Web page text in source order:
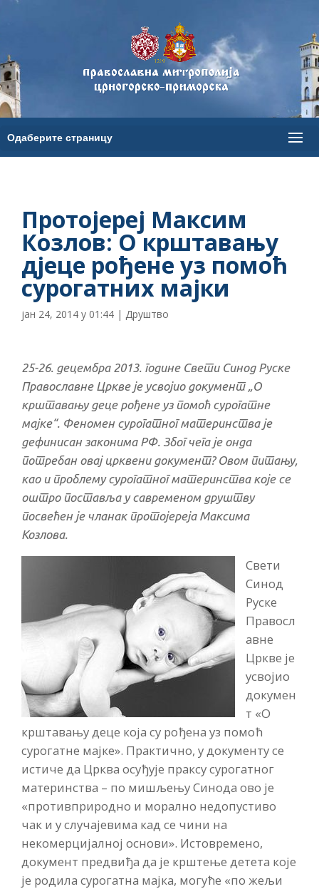
Протојереј Максим
Козлов: О крштавању
дјеце рођене уз помоћ
сурогатних мајки
јан 24, 2014 у 01:44 | Друштво
25-26. децембра 2013. године Свети Синод Руске
Православне Цркве је усвојио документ „О
крштавању деце рођене уз помоћ сурогатне
мајке“. Феномен сурогатног материнства је
дефинисан законима РФ. Због чега је онда
потребан овај црквени документ? Овом питању,
као и проблему сурогатног материнства које се
оштро поставља у савременом друштву
посвећен је чланак протојереја Максима
Козлова.
Свети
Синод
Руске
Правосл
авне
Цркве је
усвојио
докумен
т «О
крштавању деце која су рођена уз помоћ
сурогатне мајке». Практично, у документу се
истиче да Црква осуђује праксу сурогатног
материнства – по мишљењу Синода ово је
«противприродно и морално недопустиво
чак и у случајевима кад се чини на
некомерцијалној основи». Истовремено,
документ предвиђа да је крштење детета које
је родила сурогатна мајка, могуће «по жељи